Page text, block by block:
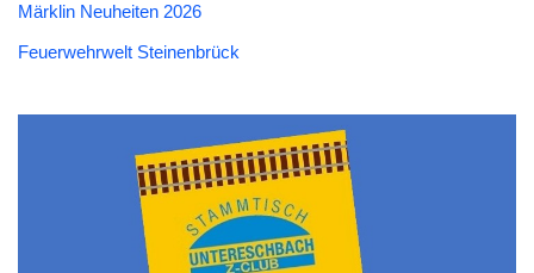
Märklin Neuheiten 2026
Feuerwehrwelt Steinenbrück